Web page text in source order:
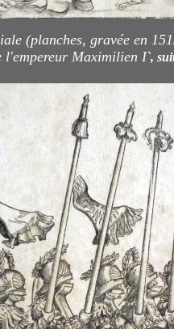
(planches, gravée en
l'empereur Maximilien I`,